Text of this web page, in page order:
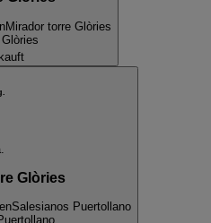
Mirador torre Glòries
Glòries
Salesianos Puertollano